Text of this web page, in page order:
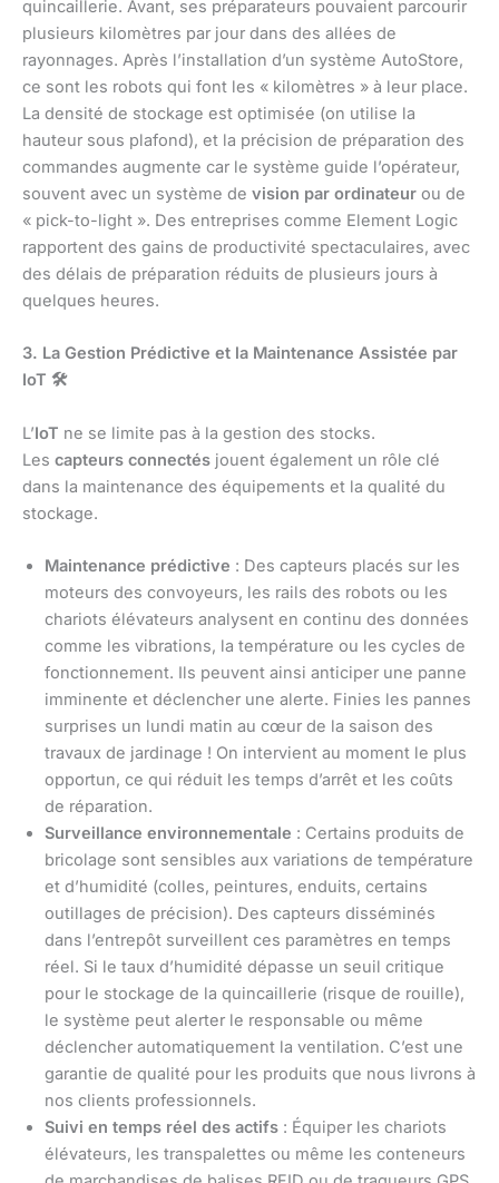
quincaillerie. Avant, ses préparateurs pouvaient parcourir
plusieurs kilomètres par jour dans des allées de
rayonnages. Après l’installation d’un système AutoStore,
ce sont les robots qui font les « kilomètres » à leur place.
La densité de stockage est optimisée (on utilise la
hauteur sous plafond), et la précision de préparation des
commandes augmente car le système guide l’opérateur,
souvent avec un système de vision par ordinateur ou de
« pick-to-light ». Des entreprises comme Element Logic
rapportent des gains de productivité spectaculaires, avec
des délais de préparation réduits de plusieurs jours à
quelques heures.
3. La Gestion Prédictive et la Maintenance Assistée par
IoT 🛠
L’IoT ne se limite pas à la gestion des stocks.
Les capteurs connectés jouent également un rôle clé
dans la maintenance des équipements et la qualité du
stockage.
Maintenance prédictive : Des capteurs placés sur les
moteurs des convoyeurs, les rails des robots ou les
chariots élévateurs analysent en continu des données
comme les vibrations, la température ou les cycles de
fonctionnement. Ils peuvent ainsi anticiper une panne
imminente et déclencher une alerte. Finies les pannes
surprises un lundi matin au cœur de la saison des
travaux de jardinage ! On intervient au moment le plus
opportun, ce qui réduit les temps d’arrêt et les coûts
de réparation.
Surveillance environnementale : Certains produits de
bricolage sont sensibles aux variations de température
et d’humidité (colles, peintures, enduits, certains
outillages de précision). Des capteurs disséminés
dans l’entrepôt surveillent ces paramètres en temps
réel. Si le taux d’humidité dépasse un seuil critique
pour le stockage de la quincaillerie (risque de rouille),
le système peut alerter le responsable ou même
déclencher automatiquement la ventilation. C’est une
garantie de qualité pour les produits que nous livrons à
nos clients professionnels.
Suivi en temps réel des actifs : Équiper les chariots
élévateurs, les transpalettes ou même les conteneurs